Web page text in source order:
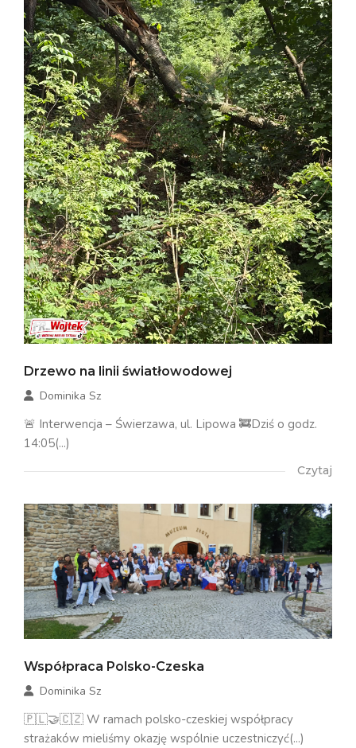
Drzewo na linii światłowodowej
Dominika Sz
🚨 Interwencja – Świerzawa, ul. Lipowa 🚒Dziś o godz.
14:05(...)
Czytaj
Współpraca Polsko-Czeska
Dominika Sz
🇵🇱🤝🇨🇿 W ramach polsko-czeskiej współpracy
strażaków mieliśmy okazję wspólnie uczestniczyć(...)